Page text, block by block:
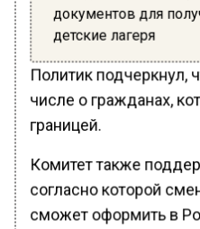
документов для
детские лагеря
Политик подчеркнул,
числе о гражданах,
границей.
Комитет также
согласно которой
сможет оформить в